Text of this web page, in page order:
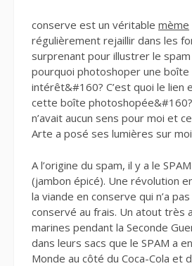
conserve est un véritable mème
régulièrement rejaillir dans les
surprenant pour illustrer le spam
pourquoi photoshoper une boîte
intérêt&#160? C’est quoi le lien
cette boîte
n’avait aucun sens pour moi et
Arte a posé ses lumières sur
A l’origine du spam, il y a le
(jambon épicé). Une révolution
la viande en conserve qui n’a
conservé au frais. Un atout très
marines pendant la Seconde
dans leurs sacs que le SPAM a
Monde au côté du Coca-Cola et